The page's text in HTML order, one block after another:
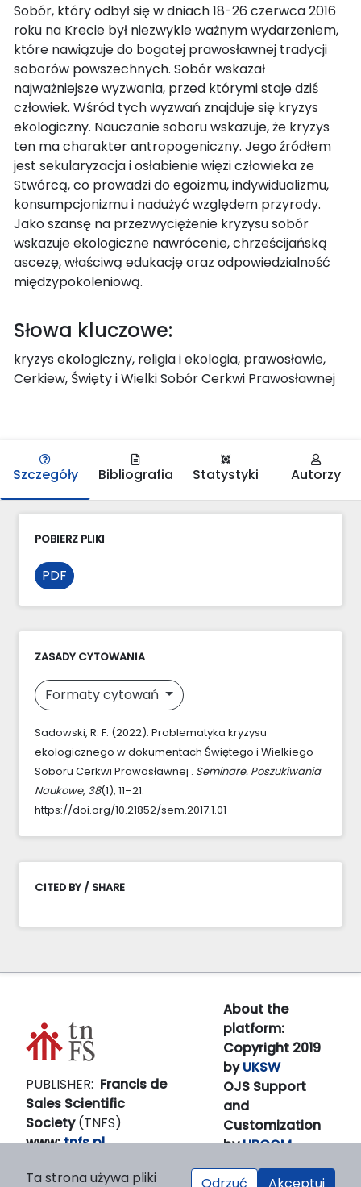
Sobór, który odbył się w dniach 18-26 czerwca 2016
roku na Krecie był niezwykle ważnym wydarzeniem,
które nawiązuje do bogatej prawosławnej tradycji
soborów powszechnych. Sobór wskazał
najważniejsze wyzwania, przed którymi staje dziś
człowiek. Wśród tych wyzwań znajduje się kryzys
ekologiczny. Nauczanie soboru wskazuje, że kryzys
ten ma charakter antropogeniczny. Jego źródłem
jest sekularyzacja i osłabienie więzi człowieka ze
Stwórcą, co prowadzi do egoizmu, indywidualizmu,
konsumpcjonizmu i nadużyć względem przyrody.
Jako szansę na przezwyciężenie kryzysu sobór
wskazuje ekologiczne nawrócenie, chrześcijańską
ascezę, właściwą edukację oraz odpowiedzialność
międzypokoleniową.
Słowa kluczowe:
kryzys ekologiczny, religia i ekologia, prawosławie,
Cerkiew, Święty i Wielki Sobór Cerkwi Prawosławnej
Szczegóły Bibliografia Statystyki Autorzy
POBIERZ PLIKI
PDF
ZASADY CYTOWANIA
Formaty cytowań
Sadowski, R. F. (2022). Problematyka kryzysu
ekologicznego w dokumentach Świętego i Wielkiego
Soboru Cerkwi Prawosławnej . Seminare. Poszukiwania
Naukowe, 38(1), 11–21.
https://doi.org/10.21852/sem.2017.1.01
CITED BY / SHARE
PUBLISHER: Francis de
Sales Scientific
Society(TNFS)
www:tnfs.pl
mail:prezes(at)tnfs.pl
About the
platform:
Copyright 2019
byUKSW
OJS Support
and
Customization
byLIBCOM
Platform &
Ta strona używa pliki